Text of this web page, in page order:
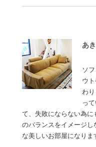
あ
ソ
ウ
わ
っ
て、失敗にならない為に
のバランスをイメージ
な美しいお部屋になり